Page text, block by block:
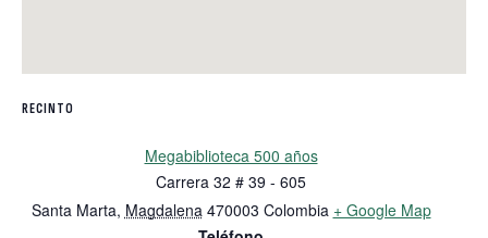
RECINTO
Megabiblioteca 500 años
Carrera 32 # 39 - 605
Santa Marta, Magdalena 470003 Colombia + Google Map